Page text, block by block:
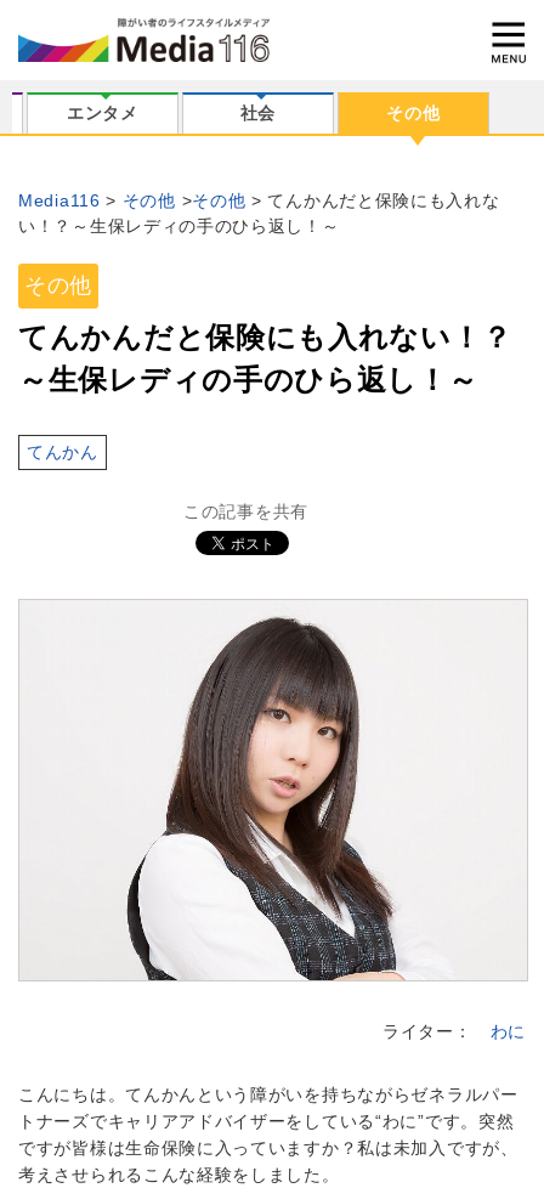
エンタメ 社会 その他
Media116 その他 その他
てんかんだと保険にも入れな
い！？～生保レディの手のひら返し！～
その他
てんかんだと保険にも入れない！？
～生保レディの手のひら返し！～
てんかん
この記事を共有
ライター： わに
こんにちは。てんかんという障がいを持ちながらゼネラルパー
トナーズでキャリアアドバイザーをしている“わに”です。突然
ですが皆様は生命保険に入っていますか？私は未加入ですが、
考えさせられるこんな経験をしました。